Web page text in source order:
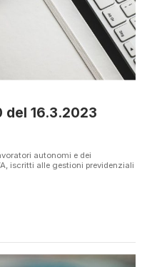
del 16.3.2023
autonomi e dei
iscritti alle gestioni previdenziali